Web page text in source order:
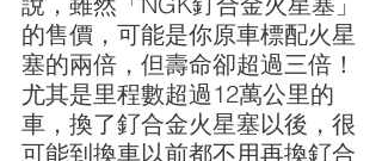
的售價，可能是你原車標配火星
塞的兩倍，但壽命卻超過三倍！
尤其是里程數超過12萬公里的
車，換了釕合金火星塞以後，很
可能到換車以前都不用再換釕合